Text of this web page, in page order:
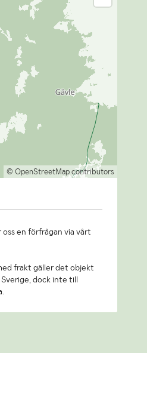
© OpenStreetMap contributors
en förfrågan via vårt
frakt gäller det objekt
dock inte till